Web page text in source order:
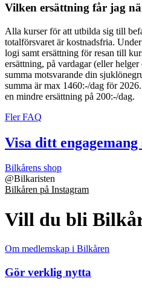
Vilken ersättning får jag
Alla kurser för att utbilda sig till
totalförsvaret är kostnadsfria.
logi samt ersättning för resan till
ersättning, på vardagar (eller
summa motsvarande din
summa är max 1460:-/dag för
en mindre ersättning på 200:-/dag.
Fler FAQ
Visa ditt
Bilkårens shop
@Bilkaristen
Bilkåren på Instagram
Vill du bli
Om medlemskap i Bilkåren
Gör verklig nytta